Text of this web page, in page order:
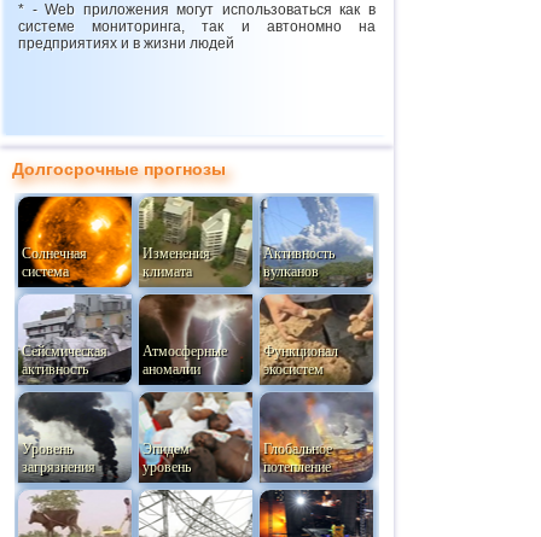
* - Web приложения могут использоваться как в
системе мониторинга, так и автономно на
предприятиях и в жизни людей
Долгосрочные прогнозы
Солнечная
система
Изменения
климата
Активность
вулканов
Сейсмическая
активность
Атмосферные
аномалии
Функционал
экосистем
Уровень
загрязнения
Эпидем
уровень
Глобальное
потепление